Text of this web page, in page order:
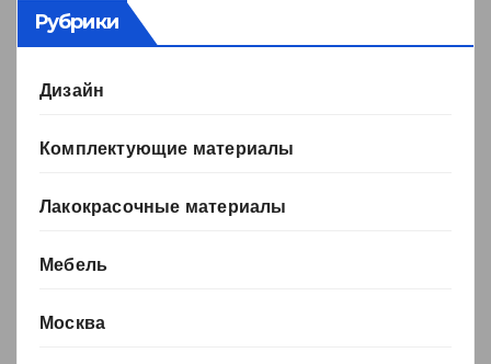
Рубрики
Дизайн
Комплектующие материалы
Лакокрасочные материалы
Мебель
Москва